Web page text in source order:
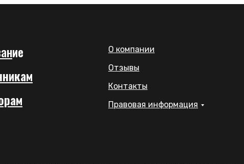
ие
О компании
Отзывы
Контакты
Правовая информация